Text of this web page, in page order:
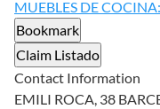
MUEBLES DE
Bookmark
Claim Listado
Contact Information
EMILI ROCA, 38